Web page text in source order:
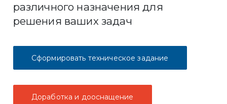
различного назначения для
решения ваших задач
Сформировать техническое задание
Доработка и дооснащение